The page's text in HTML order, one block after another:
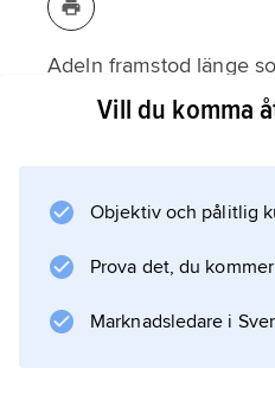
Adeln framstod länge
skarpt avgränsad från
adel
är lågtyskt och betyder
Vill du komma
Objektiv och pålitlig
Prova det, du
Marknadsledare i